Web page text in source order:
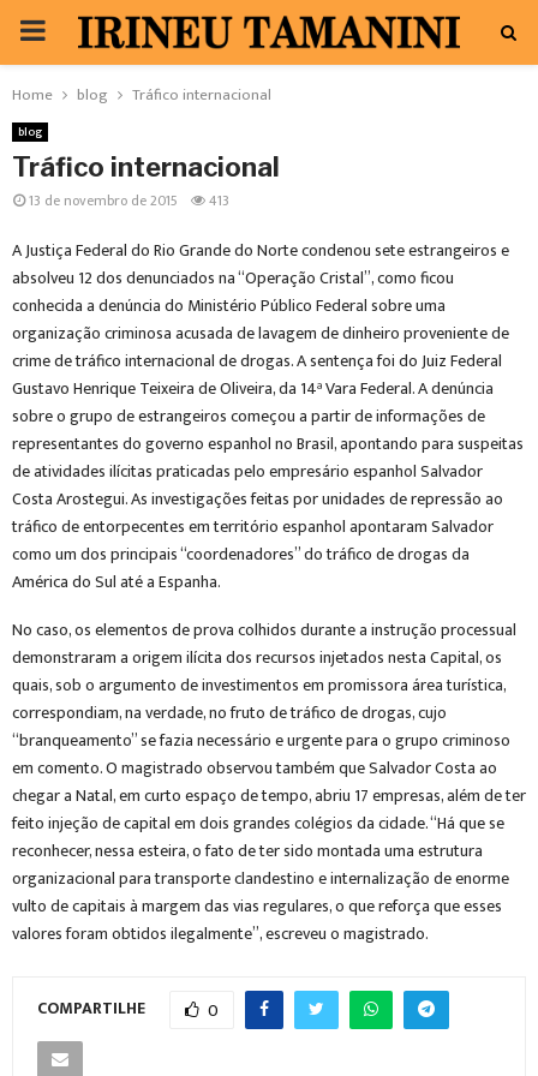
PRIMARY
MENU
Home blog Tráfico internacional
blog
Tráfico internacional
13 de novembro de 2015 413
A Justiça Federal do Rio Grande do Norte condenou sete estrangeiros e
absolveu 12 dos denunciados na “Operação Cristal”, como ficou
conhecida a denúncia do Ministério Público Federal sobre uma
organização criminosa acusada de lavagem de dinheiro proveniente de
crime de tráfico internacional de drogas. A sentença foi do Juiz Federal
Gustavo Henrique Teixeira de Oliveira, da 14ª Vara Federal. A denúncia
sobre o grupo de estrangeiros começou a partir de informações de
representantes do governo espanhol no Brasil, apontando para suspeitas
de atividades ilícitas praticadas pelo empresário espanhol Salvador
Costa Arostegui. As investigações feitas por unidades de repressão ao
tráfico de entorpecentes em território espanhol apontaram Salvador
como um dos principais “coordenadores” do tráfico de drogas da
América do Sul até a Espanha.
No caso, os elementos de prova colhidos durante a instrução processual
demonstraram a origem ilícita dos recursos injetados nesta Capital, os
quais, sob o argumento de investimentos em promissora área turística,
correspondiam, na verdade, no fruto de tráfico de drogas, cujo
“branqueamento” se fazia necessário e urgente para o grupo criminoso
em comento. O magistrado observou também que Salvador Costa ao
chegar a Natal, em curto espaço de tempo, abriu 17 empresas, além de ter
feito injeção de capital em dois grandes colégios da cidade. “Há que se
reconhecer, nessa esteira, o fato de ter sido montada uma estrutura
organizacional para transporte clandestino e internalização de enorme
vulto de capitais à margem das vias regulares, o que reforça que esses
valores foram obtidos ilegalmente”, escreveu o magistrado.
COMPARTILHE 0